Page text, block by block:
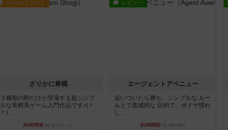
ルール/インスト
ざりかに将棋
３種類の駒だけが登場する超シンプ
ルな将棋系ゲーム入門作品です♪(＾
＾)...
約2時間前 by あんちっく
レビュー
エージェントアベニュー
追いついたら勝ち。シンプルな ルー
ルとで直感的な 目的で、ボドゲ慣れ
し...
約2時間前by daisdice